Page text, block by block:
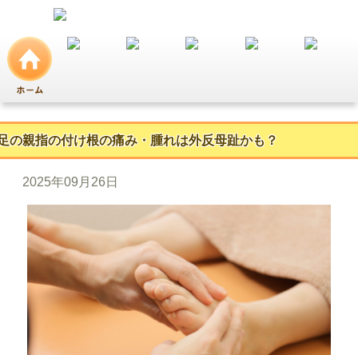
の親指の付け根の痛み・腫れは外反母趾かも？
2025年09月26日